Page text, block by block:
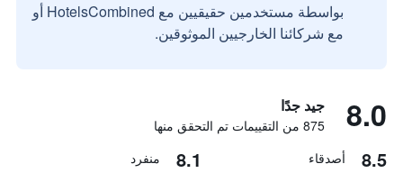
بواسطة مستخدمين حقيقيين مع HotelsCombined أو
مع شركائنا الخارجيين الموثوقين.
8.0 جيد جدًا
875 من التقييمات تم التحقق منها
8.5 أصدقاء 8.1 منفرد